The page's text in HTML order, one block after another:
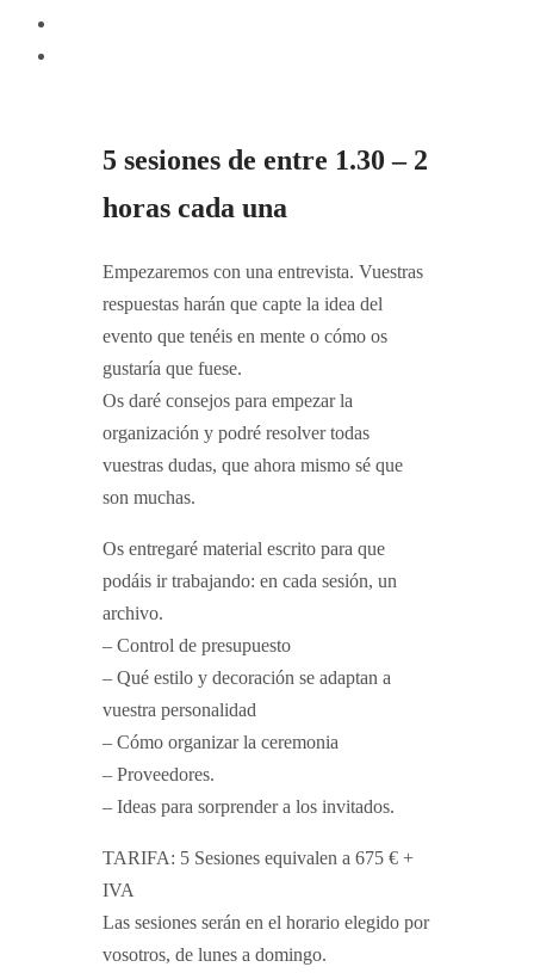
5 sesiones de entre 1.30 – 2
horas cada una
Empezaremos con una entrevista. Vuestras
respuestas harán que capte la idea del
evento que tenéis en mente o cómo os
gustaría que fuese.
Os daré consejos para empezar la
organización y podré resolver todas
vuestras dudas, que ahora mismo sé que
son muchas.
Os entregaré material escrito para que
podáis ir trabajando: en cada sesión, un
archivo.
– Control de presupuesto
– Qué estilo y decoración se adaptan a
vuestra personalidad
– Cómo organizar la ceremonia
– Proveedores.
– Ideas para sorprender a los invitados.
TARIFA: 5 Sesiones equivalen a 675 € +
IVA
Las sesiones serán en el horario elegido por
vosotros, de lunes a domingo.